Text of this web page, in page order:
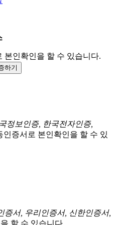
본인확인을 할 수 있습니다.
하기
정보인증, 한국전자인증,
인증서로 본인확인을 할 수 있
증서, 우리인증서, 신한인증서,